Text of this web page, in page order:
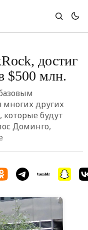
достиг
$500 млн.
других
которые будут
Доминго,